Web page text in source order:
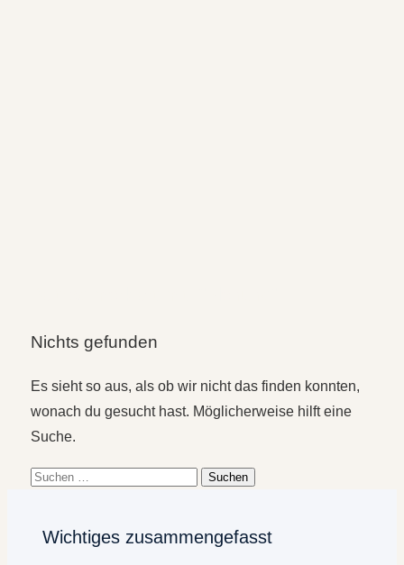
Nichts gefunden
Es sieht so aus, als ob wir nicht das finden konnten,
wonach du gesucht hast. Möglicherweise hilft eine
Suche.
Suchen
Wichtiges zusammengefasst